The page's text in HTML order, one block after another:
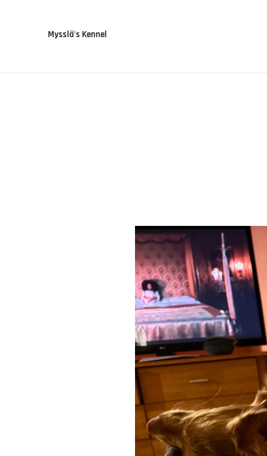
Mysslä's Kennel